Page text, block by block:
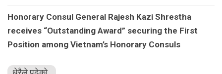
Honorary Consul General Rajesh Kazi Shrestha
receives “Outstanding Award” securing the First
Position among Vietnam’s Honorary Consuls